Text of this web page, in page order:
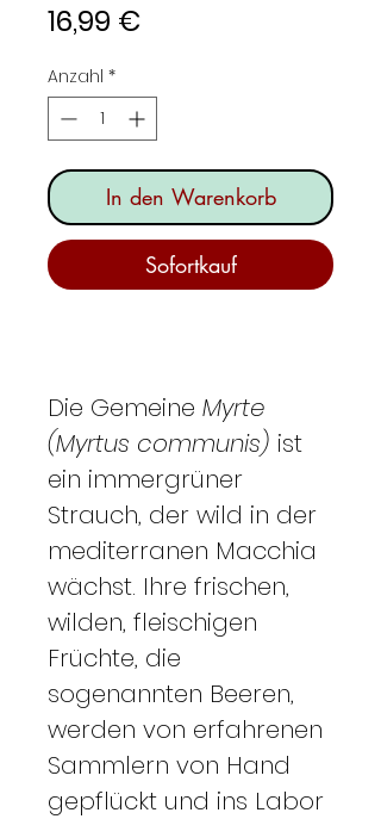
16,99 €
Anzahl *
In den Warenkorb
Sofortkauf
Die Gemeine Myrte
(Myrtus communis) ist
ein immergrüner
Strauch, der wild in der
mediterranen Macchia
wächst. Ihre frischen,
wilden, fleischigen
Früchte, die
sogenannten Beeren,
werden von erfahrenen
Sammlern von Hand
gepflückt und ins Labor